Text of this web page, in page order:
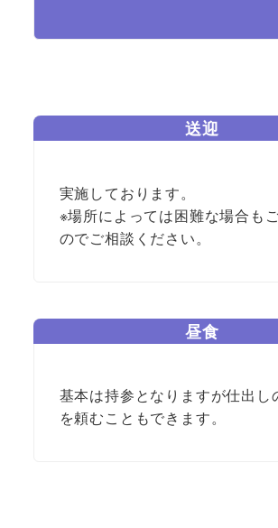
送迎
実施しております。
※場所によっては困難な場合も
のでご相談ください。
昼食
基本は持参となりますが仕出し
を頼むこともできます。